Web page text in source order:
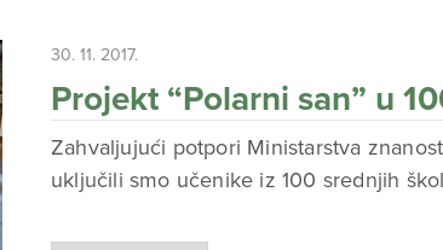
30. 11. 2017.
Projekt “Polarni san” u
Zahvaljujući potpori Ministarstva
uključili smo učenike iz 100 srednjih